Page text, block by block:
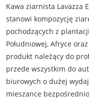
Kawa ziarnista Lavazza
stanowi kompozycję
pochodzących z
Południowej, Afryce
produkt należący do
przede wszystkim do
biurowych o dużej
mieszance